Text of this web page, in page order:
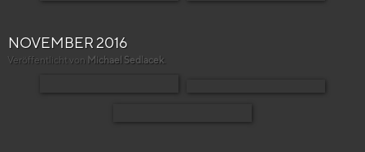
NOVEMBER 2016
Veröffentlicht von Michael Sedlacek